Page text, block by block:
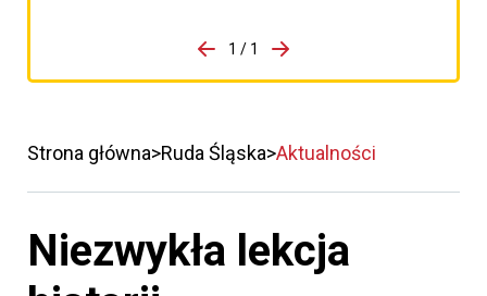
porzpedniego komunikatu
1 / 1
Przejdź do następnego
Strona główna Ruda Śląska Aktualności
Niezwykła lekcja